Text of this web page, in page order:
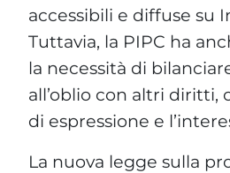
accessibili e diffuse su
Tuttavia, la PIPC ha
la necessità di
all’oblio con altri diritti,
di espressione e
La nuova legge sulla